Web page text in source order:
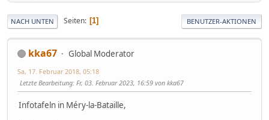
NACH UNTEN Seiten 1 BENUTZER-AKTIONEN
kka67 Global Moderator
Sa, 17. Februar 2018, 05:18
Letzte Bearbeitung: Fr, 03. Februar 2023, 16:59 von kka67
Infotafeln in Méry-la-Bataille,